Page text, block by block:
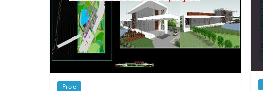
Proje